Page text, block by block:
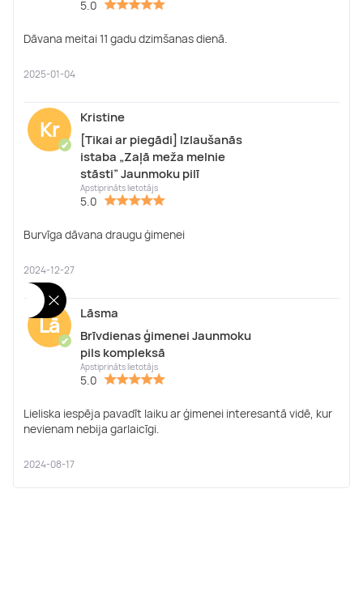
5.0
Dāvana meitai 11 gadu dzimšanas dienā.
2025-01-04
Kr
✔
Kristine
[Tikai ar piegādi] Izlaušanās
istaba „Zaļā meža melnie
stāsti” Jaunmoku pilī
Apstiprināts lietotājs
5.0
Burvīga dāvana draugu ģimenei
2024-12-27
Lā
✔
Lāsma
Brīvdienas ģimenei Jaunmoku
pils kompleksā
Apstiprināts lietotājs
5.0
Lieliska iespēja pavadīt laiku ar ģimenei interesantā vidē, kur
nevienam nebija garlaicīgi.
2024-08-17